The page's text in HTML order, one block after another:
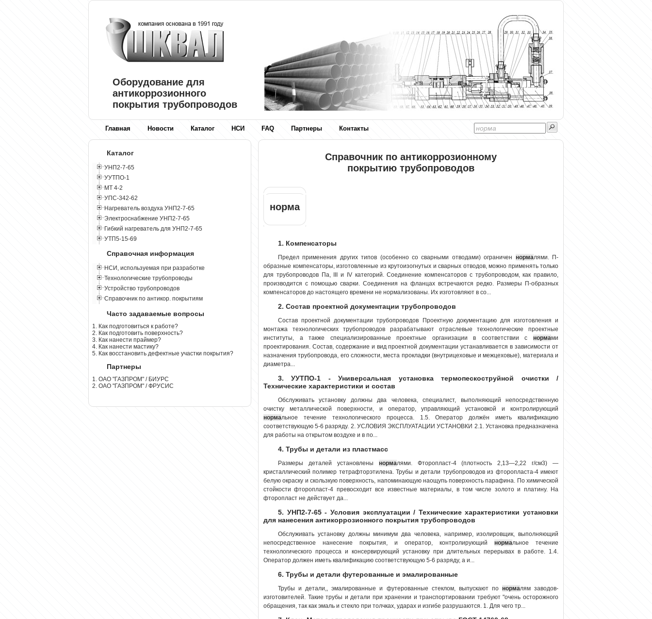
Оборудование для
антикоррозионного
покрытия трубопроводов
Главная Новости Каталог НСИ FAQ Партнеры Контакты
Справочник по антикоррозионному
покрытию трубопроводов
норма
1. Компенсаторы
Предел применения других типов (особенно со сварными отводами) ограничен нормалями. П-
образные компенсаторы, изготовленные из крутоизогнутых и сварных отводов, можно применять только
для трубопроводов Па, III и IV категорий. Соединение компенсаторов с трубопроводом, как правило,
производится с помощью сварки. Соединения на фланцах встречаются редко. Размеры П-образных
компенсаторов до настоящего времени не нормализованы. Их изготовляют в со...
2. Состав проектной документации трубопроводов
Состав проектной документации трубопроводов Проектную документацию для изготовления и
монтажа технологических трубопроводов разрабатывают отраслевые технологические проектные
институты, а также специализированные проектные организации в соответствии с нормами
проектирования. Состав, содержание и вид проектной документации устанавливается в зависимости от
назначения трубопровода, его сложности, места прокладки (внутрицеховые и межцеховые), материала и
диаметра...
3. УУТПО-1 - Универсальная установка термопескоструйной очистки /
Технические характеристики и состав
Обслуживать установку должны два человека, специалист, выполняющий непосредственную
очистку металлической поверхности, и оператор, управляющий установкой и контролирующий
нормальное течение технологического процесса. 1.5. Оператор должён иметь квалификацию
соответствующую 5-6 разряду. 2. УСЛОВИЯ ЭКСПЛУАТАЦИИ УСТАНОВКИ 2.1. Установка предназначена
для работы на открытом воздухе и в по...
4. Трубы и детали из пластмасс
Размеры деталей установлены нормалями. Фторопласт-4 (плотность 2,13—2,22 г/см3) —
кристаллический полимер тетрафторэтилена. Трубы и детали трубопроводов из фторопласта-4 имеют
белую окраску и скользкую поверхность, напоминающую наощупь поверхность парафина. По химической
стойкости фторопласт-4 превосходит все известные материалы, в том числе золото и платину. На
фторопласт не действует да...
5. УНП2-7-65 - Условия эксплуатации / Технические характеристики установки
для нанесения антикоррозионного покрытия трубопроводов
Обслуживать установку должны минимум два человека, например, изолировщик, выполняющий
непосредственное нанесение покрытия, и оператор, контролирующий нормальное течение
технологического процесса и консервирующий установку при длительных перерывах в работе. 1.4.
Оператор должен иметь квалификацию соответствующую 5-6 разряду, а и...
6. Трубы и детали футерованные и эмалированные
Трубы и детали,, эмалированные и футерованные стеклом, выпускают по нормалям заводов-
изготовителей. Такие трубы и детали при хранении и транспортировании требуют "очень осторожного
обращения, так как эмаль и стекло при толчках, ударах и изгибе разрушаются. 1. Для чего тр...
Каталог
УНП2-7-65
УУТПО-1
МТ 4-2
УПС-342-62
Нагреватель воздуха УНП2-7-65
Электроснабжение УНП2-7-65
Гибкий нагреватель для УНП2-7-65
УТП5-15-69
Справочная информация
НСИ, используемая при разработке
Технологические трубопроводы
Устройство трубопроводов
Справочник по антикор. покрытиям
Часто задаваемые вопросы
1. Как подготовиться к работе?
2. Как подготовить поверхность?
3. Как нанести праймер?
4. Как нанести мастику?
5. Как восстановить дефектные участки покрытия?
Партнеры
1. ОАО "ГАЗПРОМ" / БИУРС
2. ОАО "ГАЗПРОМ" / ФРУСИС